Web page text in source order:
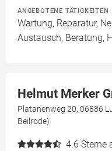
ANGEBOTENE TÄTIGKEITEN
Wartung, Reparatur,
Austausch, Beratung,
Helmut Merker
Platanenweg 20, 06886
Beilrode)
4.6 Sterne